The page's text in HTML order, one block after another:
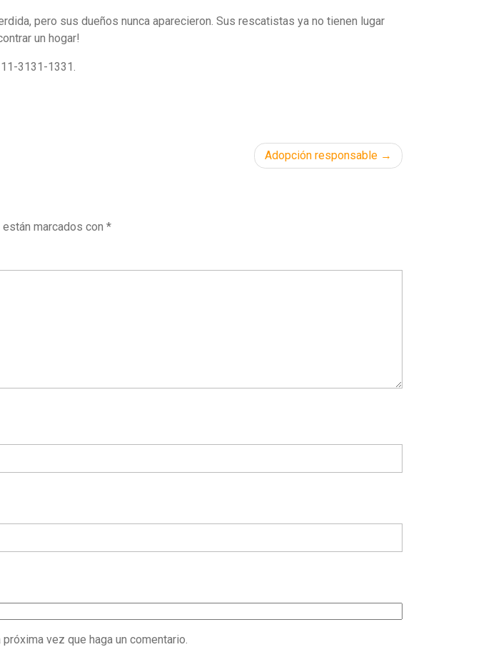
pero sus dueños nunca aparecieron. Sus rescatistas ya no tienen lugar
un hogar!
3131-1331.
Adopción responsable
marcados con *
vez que haga un comentario.